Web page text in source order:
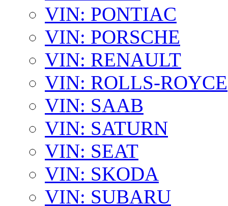
VIN: PONTIAC
VIN: PORSCHE
VIN: RENAULT
VIN: ROLLS-ROYCE
VIN: SAAB
VIN: SATURN
VIN: SEAT
VIN: SKODA
VIN: SUBARU